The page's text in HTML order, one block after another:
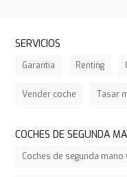
SERVICIOS
Garantía Renting
Vender coche Tasar
COCHES DE SEGUNDA
Coches de segunda